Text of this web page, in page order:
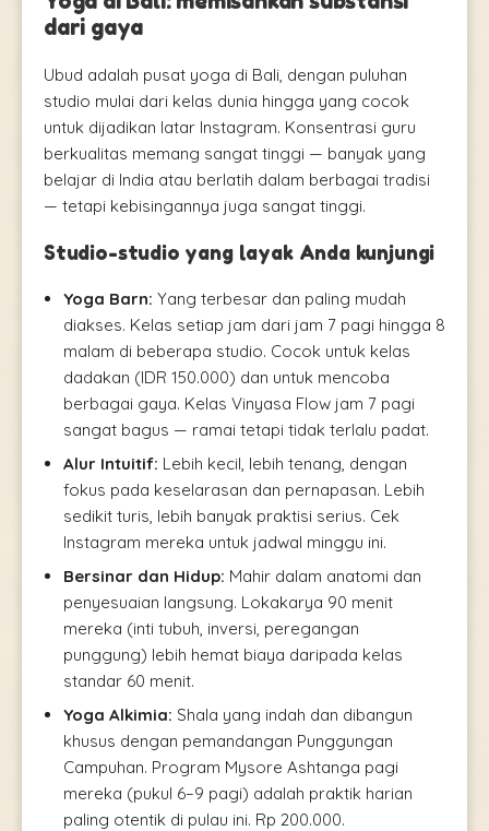
dari gaya
Ubud adalah pusat yoga di Bali, dengan puluhan
studio mulai dari kelas dunia hingga yang cocok
untuk dijadikan latar Instagram. Konsentrasi guru
berkualitas memang sangat tinggi — banyak yang
belajar di India atau berlatih dalam berbagai tradisi
— tetapi kebisingannya juga sangat tinggi.
Studio-studio yang layak Anda kunjungi
Yoga Barn: Yang terbesar dan paling mudah
diakses. Kelas setiap jam dari jam 7 pagi hingga 8
malam di beberapa studio. Cocok untuk kelas
dadakan (IDR 150.000) dan untuk mencoba
berbagai gaya. Kelas Vinyasa Flow jam 7 pagi
sangat bagus — ramai tetapi tidak terlalu padat.
Alur Intuitif: Lebih kecil, lebih tenang, dengan
fokus pada keselarasan dan pernapasan. Lebih
sedikit turis, lebih banyak praktisi serius. Cek
Instagram mereka untuk jadwal minggu ini.
Bersinar dan Hidup: Mahir dalam anatomi dan
penyesuaian langsung. Lokakarya 90 menit
mereka (inti tubuh, inversi, peregangan
punggung) lebih hemat biaya daripada kelas
standar 60 menit.
Yoga Alkimia: Shala yang indah dan dibangun
khusus dengan pemandangan Punggungan
Campuhan. Program Mysore Ashtanga pagi
mereka (pukul 6–9 pagi) adalah praktik harian
paling otentik di pulau ini. Rp 200.000.